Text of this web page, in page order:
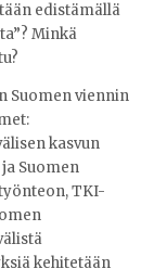
edistämällä
Minkä
Suomen viennin
kasvun
Suomen
TKI-
kehitetään